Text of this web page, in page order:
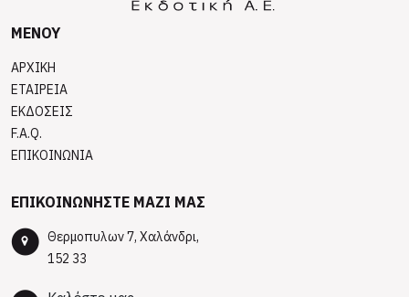
ΜΕΝΟΥ
ΑΡΧΙΚΗ
ΕΤΑΙΡΕΙΑ
ΕΚΔΟΣΕΙΣ
F.A.Q.
ΕΠΙΚΟΙΝΩΝΙΑ
ΕΠΙΚΟΙΝΩΝΗΣΤΕ ΜΑΖΙ ΜΑΣ
Θερμοπυλων 7, Χαλάνδρι,
152 33